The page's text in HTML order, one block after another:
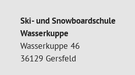
Ski- und Snowboardschule
Wasserkuppe
Wasserkuppe 46
36129 Gersfeld